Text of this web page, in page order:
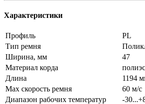
Характеристики
Профиль
PL
Тип ремня
Ширина, мм
47
Материал корда
Длина
1194
Max скорость ремня
60 м/с
Диапазон рабочих температур
-